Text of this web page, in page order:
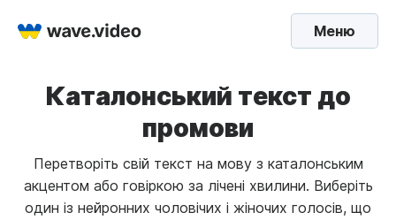
Меню
Каталонський текст до
промови
Перетворіть свій текст на мову з каталонським
акцентом або говіркою за лічені хвилини. Виберіть
один із нейронних чоловічих і жіночих голосів, що